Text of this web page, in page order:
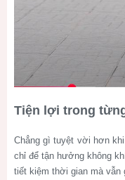
Tiện lợi trong
Chẳng gì tuyệt vời hơn
chỉ để tận hưởng không
tiết kiệm thời gian mà